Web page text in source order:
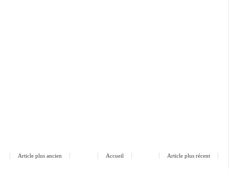
Article plus récent
Article plus ancien Accueil